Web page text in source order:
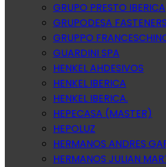
GRUPO PRESTO IBERICA
GRUPODESA FASTENERS
GRUPPO
GUARDINI SPA
HENKEL AHDESIVOS
HENKEL IBERICA
HENKEL IBERICA.
HEPECASA (MASTER)
HEPOLUZ
HERMANOS ANDRES
HERMANOS JULIAN